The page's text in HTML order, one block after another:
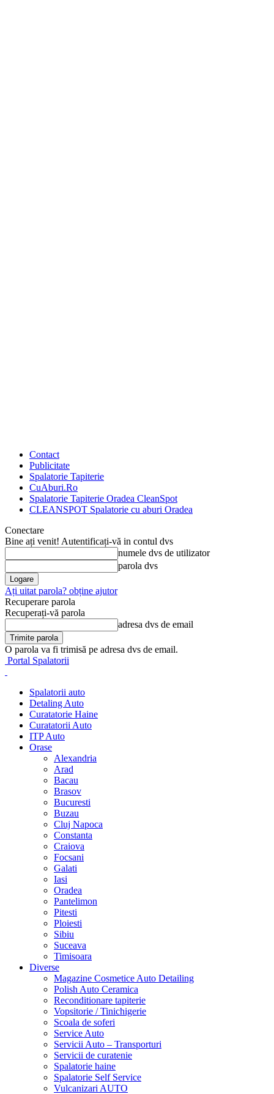
Contact
Publicitate
Spalatorie Tapiterie
CuAburi.Ro
Spalatorie Tapiterie Oradea CleanSpot
CLEANSPOT Spalatorie cu aburi Oradea
Conectare
Bine ați venit! Autentificați-vă in contul dvs
numele dvs de utilizator
parola dvs
Ați uitat parola? obține ajutor
Recuperare parola
Recuperați-vă parola
adresa dvs de email
O parola va fi trimisă pe adresa dvs de email.
Portal Spalatorii
Spalatorii auto
Detaling Auto
Curatatorie Haine
Curatatorii Auto
ITP Auto
Orase
Alexandria
Arad
Bacau
Brasov
Bucuresti
Buzau
Cluj Napoca
Constanta
Craiova
Focsani
Galati
Iasi
Oradea
Pantelimon
Pitesti
Ploiesti
Sibiu
Suceava
Timisoara
Diverse
Magazine Cosmetice Auto Detailing
Polish Auto Ceramica
Reconditionare tapiterie
Vopsitorie / Tinichigerie
Scoala de soferi
Service Auto
Servicii Auto – Transporturi
Servicii de curatenie
Spalatorie haine
Spalatorie Self Service
Vulcanizari AUTO